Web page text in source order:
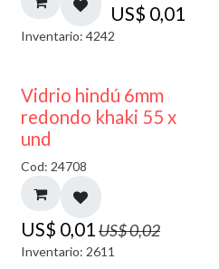
US$ 0,01
Inventario: 4242
40% DESCUENTO
Vidrio hindú 6mm
redondo khaki 55 x
und
Cod: 24708
US$ 0,01 US$0,02
Inventario: 2611